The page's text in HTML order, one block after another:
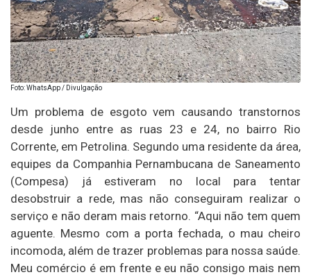
Foto: WhatsApp / Divulgação
Um problema de esgoto vem causando transtornos
desde junho entre as ruas 23 e 24, no bairro Rio
Corrente, em Petrolina. Segundo uma residente da área,
equipes da Companhia Pernambucana de Saneamento
(Compesa) já estiveram no local para tentar
desobstruir a rede, mas não conseguiram realizar o
serviço e não deram mais retorno. “Aqui não tem quem
aguente. Mesmo com a porta fechada, o mau cheiro
incomoda, além de trazer problemas para nossa saúde.
Meu comércio é em frente e eu não consigo mais nem